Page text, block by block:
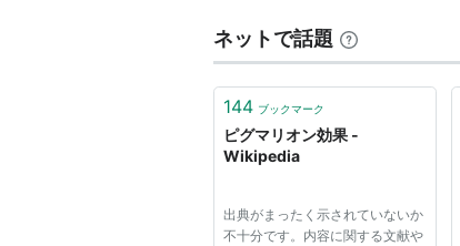
ネットで話題
144 ブックマーク
ピグマリオン効果 -
Wikipedia
出典がまったく示されていないか
不十分です。内容に関する文献や